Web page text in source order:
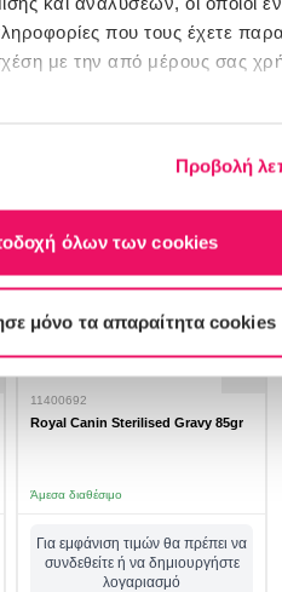
που τους έχετε
με την από μέρους σας
Προβολή
όλων των cookies
μόνο τα απαραίτητα cookies
Για εμφάνιση τιμών θα πρέπει να
συνδεθείτε ή να δημιουργήστε
λογαριασμό
11400692
Royal Canin Sterilised Gravy 85gr
Άμεσα διαθέσιμο
Για εμφάνιση τιμών θα πρέπει να
συνδεθείτε ή να δημιουργήστε
λογαριασμό